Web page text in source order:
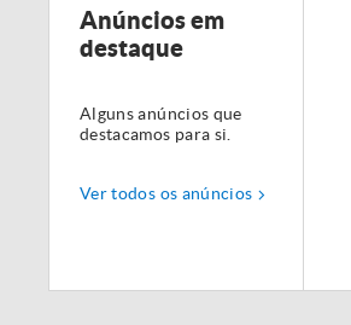
Anúncios em
destaque
Alguns anúncios que
destacamos para si.
Ver todos os anúncios